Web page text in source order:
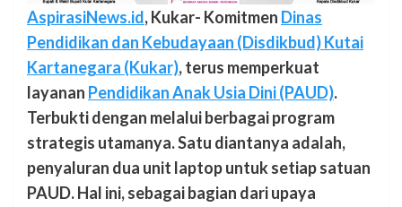
AspirasiNews.id, Kukar- Komitmen Dinas
Pendidikan dan Kebudayaan (Disdikbud) Kutai
Kartanegara (Kukar), terus memperkuat
layanan Pendidikan Anak Usia Dini (PAUD).
Terbukti dengan melalui berbagai program
strategis utamanya. Satu diantanya adalah,
penyaluran dua unit laptop untuk setiap satuan
PAUD. Hal ini, sebagai bagian dari upaya